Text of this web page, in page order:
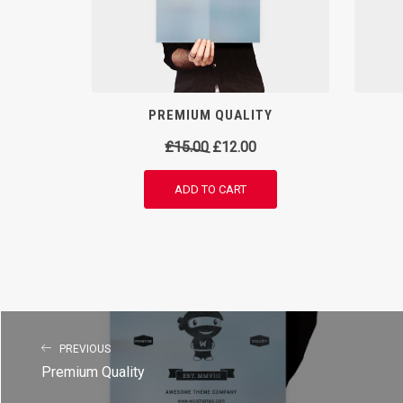
PREMIUM QUALITY
£15.00 Original
price
£12.00Current
price
ADD TO CART
PREVIOUS
Premium Quality